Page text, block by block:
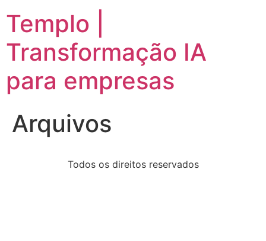
Templo |
Transformação IA
para empresas
Arquivos
Todos os direitos reservados